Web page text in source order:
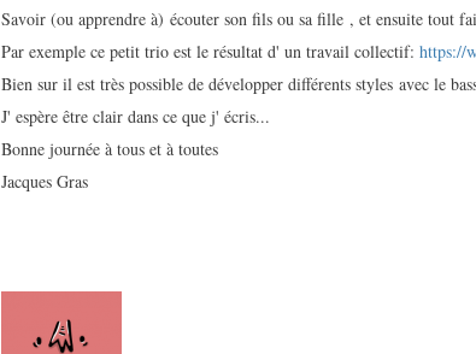
Savoir (ou apprendre à) écouter son fils ou sa fille , et ensuite tout
Par exemple ce petit trio est le résultat d' un travail collectif:https://
Bien sur il est très possible de développer différents styles avec le
J' espère être clair dans ce que j' écris...
Bonne journée à tous et à toutes
Jacques Gras